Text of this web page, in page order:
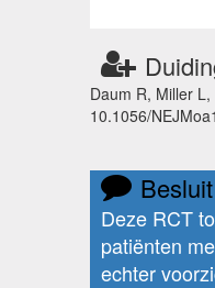
Daum R, Miller
10.1056/
Besluit
Deze RCT
patiënten
echter